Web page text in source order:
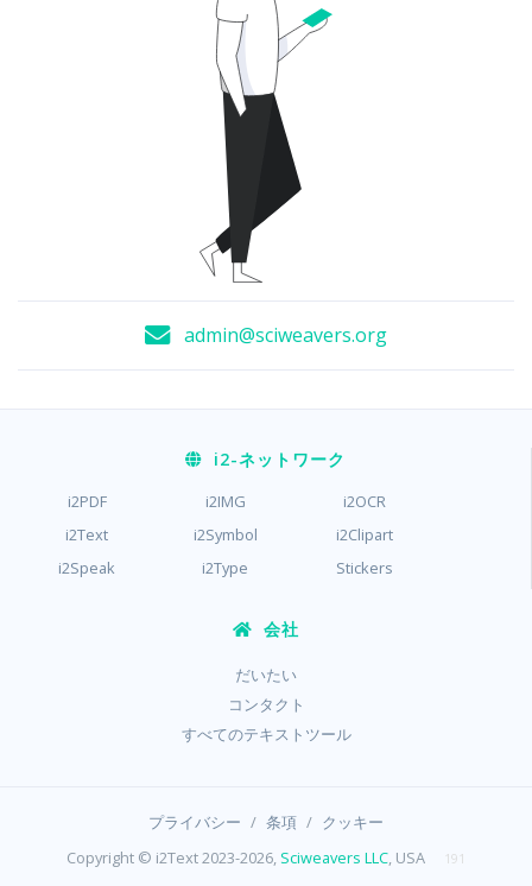
admin@sciweavers.org
i2-ネットワーク
i2PDF i2IMG
i2OCR
i2Text
i2Symbol
i2Clipart
i2Speak
i2Type Stickers
会社
だいたい
コンタクト
すべてのテキストツール
プライバシー / 条項 / クッキー
Copyright © i2Text 2023-2026, Sciweavers LLC, USA 191